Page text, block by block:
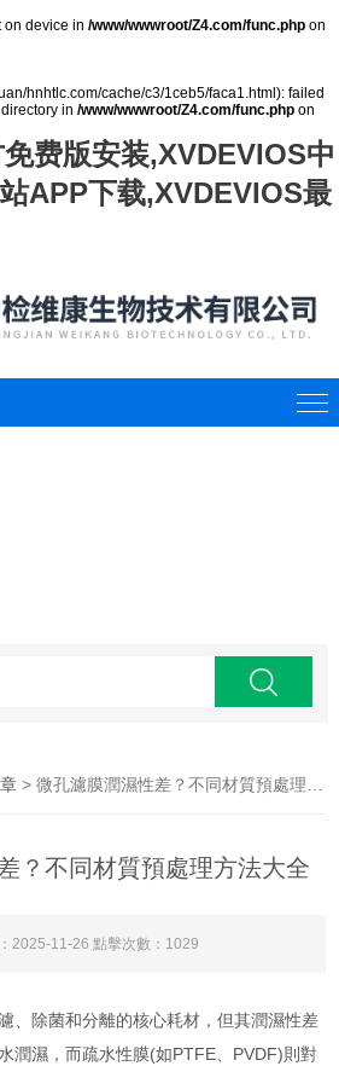
on device in /www/wwwroot/Z4.com/func.php on
hnhtlc.com/cache/c3/1ceb5/faca1.html): failed
in /www/wwwroot/Z4.com/func.php on
费版安装,XVDEVIOS中
APP下载,XVDEVIOS最
> 微孔濾膜潤濕性差？不同材質預處理方法大全
？不同材質預處理方法大全
2025-11-26 點擊次數：1029
、除菌和分離的核心耗材，但其潤濕性差
濕，而疏水性膜(如PTFE、PVDF)則對